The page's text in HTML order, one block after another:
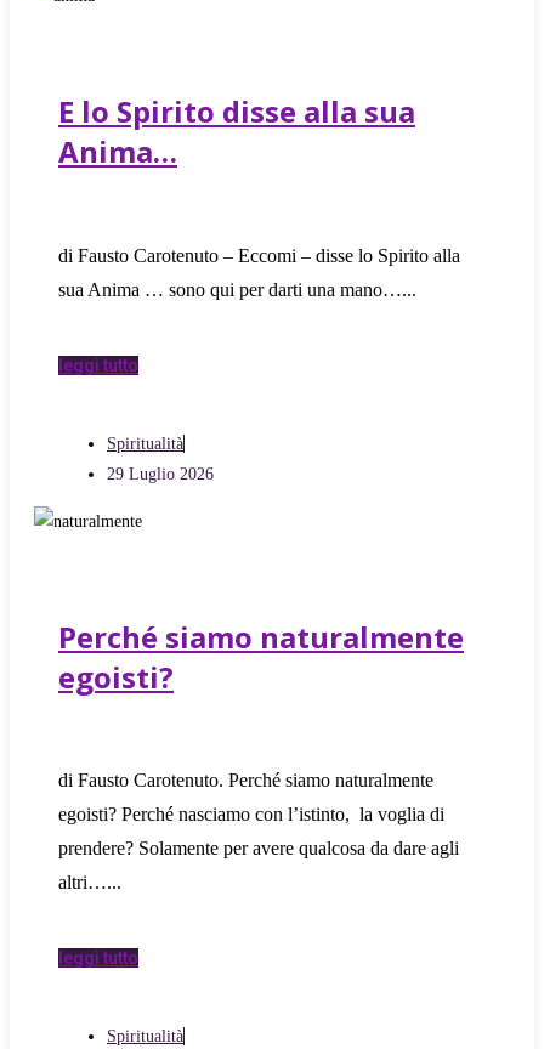
E lo Spirito disse alla sua
Anima…
di Fausto Carotenuto – Eccomi – disse lo Spirito alla
sua Anima … sono qui per darti una mano…
leggi tutto
Spiritualità
29 Luglio 2026
Perché siamo naturalmente
egoisti?
di Fausto Carotenuto. Perché siamo naturalmente
egoisti? Perché nasciamo con l’istinto, la voglia di
prendere? Solamente per avere qualcosa da dare agli
altri…
leggi tutto
Spiritualità